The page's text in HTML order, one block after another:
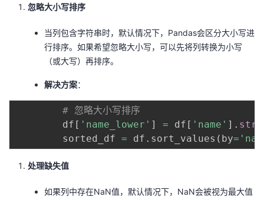
忽略大小写排序
当列包含字符串时，默认情况下，Pandas会区分大小写进
行排序。如果希望忽略大小写，可以先将列转换为小写
（或大写）再排序。
解决方案：
# 忽略大小写排序
        df
[ 'name_lower' ] = df [ 'name' ] . str
        sorted_df
= df . sort_values ( by=
处理缺失值
如果列中存在NaN值，默认情况下，NaN会被视为最大值